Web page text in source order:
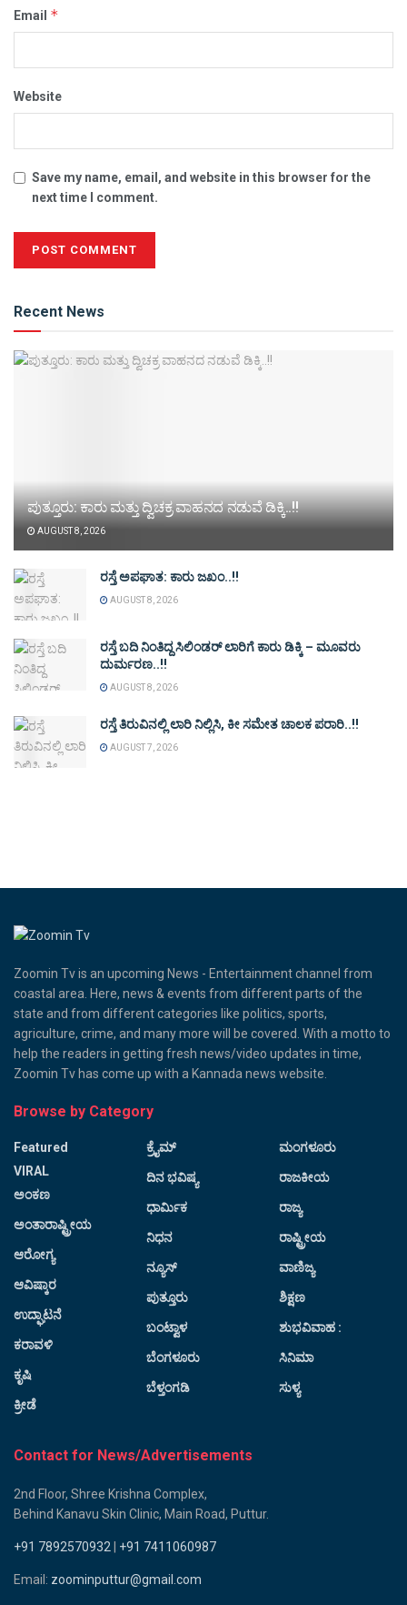
Email *
Website
Save my name, email, and website in this browser for the
next time I comment.
Recent News
ಪುತ್ತೂರು: ಕಾರು ಮತ್ತು ದ್ವಿಚಕ್ರ ವಾಹನದ ನಡುವೆ ಡಿಕ್ಕಿ..!!
AUGUST 8, 2026
ರಸ್ತೆ ಅಪಘಾತ: ಕಾರು ಜಖಂ..!!
AUGUST 8, 2026
ರಸ್ತೆ ಬದಿ ನಿಂತಿದ್ದ ಸಿಲಿಂಡರ್ ಲಾರಿಗೆ ಕಾರು ಡಿಕ್ಕಿ – ಮೂವರು
ದುರ್ಮರಣ..!!
AUGUST 8, 2026
ರಸ್ತೆ ತಿರುವಿನಲ್ಲಿ ಲಾರಿ ನಿಲ್ಲಿಸಿ, ಕೀ ಸಮೇತ ಚಾಲಕ ಪರಾರಿ..!!
AUGUST 7, 2026
Zoomin Tv is an upcoming News - Entertainment channel from
coastal area. Here, news & events from different parts of the
state and from different categories like politics, sports,
agriculture, crime, and many more will be covered. With a motto to
help the readers in getting fresh news/video updates in time,
Zoomin Tv has come up with a Kannada news website.
Browse by Category
Featured
VIRAL
ಅಂಕಣ
ಅಂತಾರಾಷ್ಟ್ರೀಯ
ಆರೋಗ್ಯ
ಆವಿಷ್ಕಾರ
ಉದ್ಘಾಟನೆ
ಕರಾವಳಿ
ಕೃಷಿ
ಕ್ರೀಡೆ
ಕ್ರೈಮ್
ದಿನ ಭವಿಷ್ಯ
ಧಾರ್ಮಿಕ
ನಿಧನ
ನ್ಯೂಸ್
ಪುತ್ತೂರು
ಬಂಟ್ವಾಳ
ಬೆಂಗಳೂರು
ಬೆಳ್ತಂಗಡಿ
ಮಂಗಳೂರು
ರಾಜಕೀಯ
ರಾಜ್ಯ
ರಾಷ್ಟ್ರೀಯ
ವಾಣಿಜ್ಯ
ಶಿಕ್ಷಣ
ಶುಭವಿವಾಹ :
ಸಿನಿಮಾ
ಸುಳ್ಯ
Contact for News/Advertisements
2nd Floor, Shree Krishna Complex,
Behind Kanavu Skin Clinic, Main Road, Puttur.
+91 7892570932 +91 7411060987
Email: zoominputtur@gmail.com